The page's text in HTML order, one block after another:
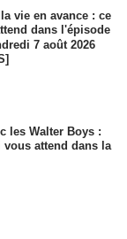
vie en avance : ce
dans l'épisode
7 août 2026
les Walter Boys :
vous attend dans la